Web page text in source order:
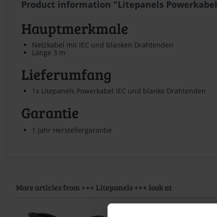
Product information "Litepanels
Hauptmerkmale
Netzkabel mit IEC und blanken Drahtenden
Länge 3 m
Lieferumfang
1x Litepanels Powerkabel IEC und blanke Drahtenden
Garantie
1 Jahr Herstellergarantie
More articles from +++ Litepanels +++ look at